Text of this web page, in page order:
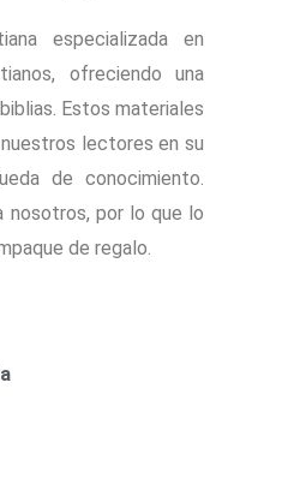
especializada en
ofreciendo una
Estos materiales
nuestros lectores en su
de conocimiento.
nosotros, por lo que lo
de regalo.